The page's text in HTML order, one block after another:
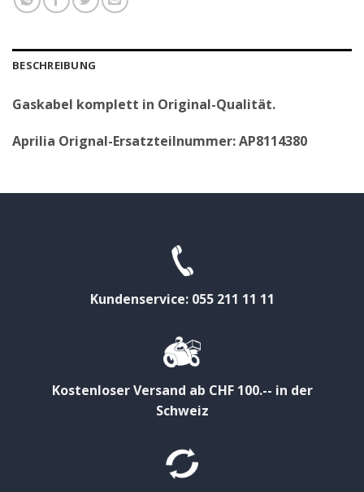
BESCHREIBUNG
Gaskabel komplett in Original-Qualität.
Aprilia Orignal-Ersatzteilnummer: AP8114380
Kundenservice: 055 211 11 11
Kostenloser Versand ab CHF 100.-- in der
Schweiz